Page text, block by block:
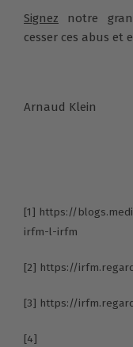
Signez notre
cesser ces abus et
Arnaud Klein
[1] https://
irfm-l-irfm
[2] https://
[3] https://
[4]